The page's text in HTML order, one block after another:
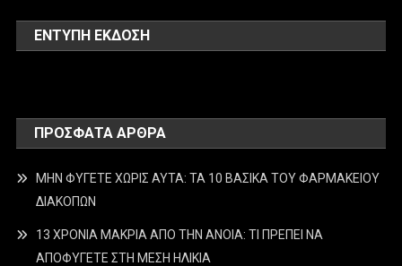
ΕΝΤΥΠΗ ΕΚΔΟΣΗ
ΠΡΌΣΦΑΤΑ ΆΡΘΡΑ
ΜΗΝ ΦΥΓΕΤΕ ΧΩΡΙΣ ΑΥΤΑ: ΤΑ 10 ΒΑΣΙΚΑ ΤΟΥ ΦΑΡΜΑΚΕΙΟΥ
ΔΙΑΚΟΠΩΝ
13 ΧΡΟΝΙΑ ΜΑΚΡΙΑ ΑΠΟ ΤΗΝ ΑΝΟΙΑ: ΤΙ ΠΡΕΠΕΙ ΝΑ
ΑΠΟΦΥΓΕΤΕ ΣΤΗ ΜΕΣΗ ΗΛΙΚΙΑ